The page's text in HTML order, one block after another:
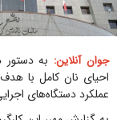
جوان آنلاین: به دستور
احیای نان کامل با
عملکرد دستگاه‌های